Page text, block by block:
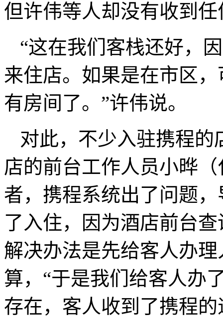
但许伟等人却没有收到
“这在我们客栈还好，
来住店。如果是在市区
有房间了。”许伟说。
对此，不少入驻携程
店的前台工作人员小晔
者，携程系统出了问题
了入住，因为酒店前台
解决办法是先给客人办
算，“于是我们给客人办
存在，客人收到了携程